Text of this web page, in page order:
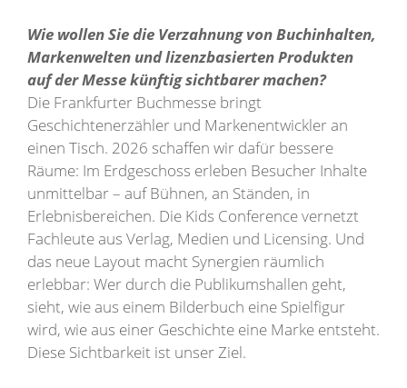
Wie wollen Sie die Verzahnung von Buchinhalten,
Markenwelten und lizenzbasierten Produkten
auf der Messe künftig sichtbarer machen?
Die Frankfurter Buchmesse bringt
Geschichtenerzähler und Markenentwickler an
einen Tisch. 2026 schaffen wir dafür bessere
Räume: Im Erdgeschoss erleben Besucher Inhalte
unmittelbar – auf Bühnen, an Ständen, in
Erlebnisbereichen. Die Kids Conference vernetzt
Fachleute aus Verlag, Medien und Licensing. Und
das neue Layout macht Synergien räumlich
erlebbar: Wer durch die Publikumshallen geht,
sieht, wie aus einem Bilderbuch eine Spielfigur
wird, wie aus einer Geschichte eine Marke entsteht.
Diese Sichtbarkeit ist unser Ziel.